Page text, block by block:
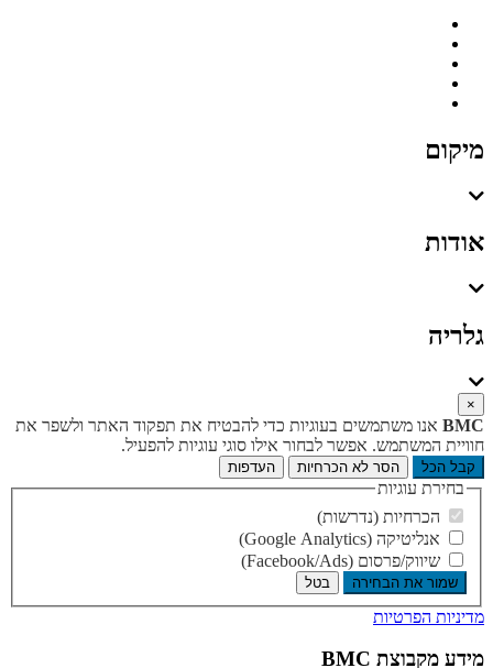
מיקום
אודות
גלריה
×
BMC אנו משתמשים בעוגיות כדי להבטיח את תפקוד האתר ולשפר את
חוויית המשתמש. אפשר לבחור אילו סוגי עוגיות להפעיל.
קבל הכל הסר לא הכרחיות העדפות
בחירת עוגיות
הכרחיות (נדרשות)
אנליטיקה (Google Analytics)
שיווק/פרסום (Facebook/Ads)
שמור את הבחירה בטל
מדיניות הפרטיות
מידע מקבוצת BMC